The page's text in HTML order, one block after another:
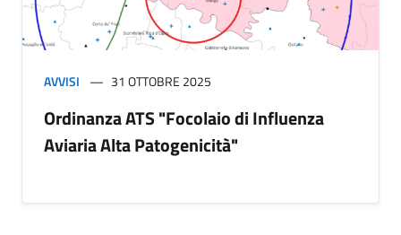
AVVISI 31 OTTOBRE 2025
Ordinanza ATS "Focolaio di Influenza
Aviaria Alta Patogenicità"